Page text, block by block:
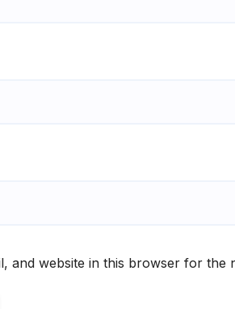
and website in this browser for the